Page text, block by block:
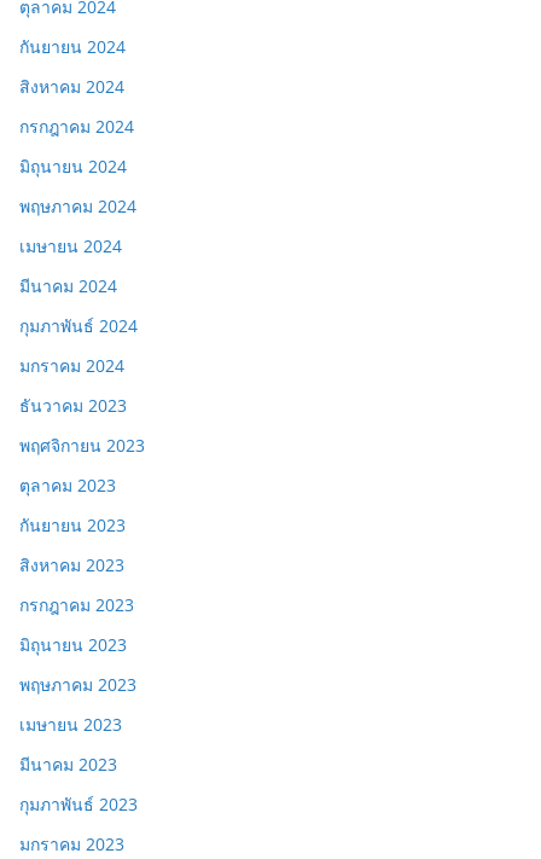
ตุลาคม 2024
กันยายน 2024
สิงหาคม 2024
กรกฎาคม 2024
มิถุนายน 2024
พฤษภาคม 2024
เมษายน 2024
มีนาคม 2024
กุมภาพันธ์ 2024
มกราคม 2024
ธันวาคม 2023
พฤศจิกายน 2023
ตุลาคม 2023
กันยายน 2023
สิงหาคม 2023
กรกฎาคม 2023
มิถุนายน 2023
พฤษภาคม 2023
เมษายน 2023
มีนาคม 2023
กุมภาพันธ์ 2023
มกราคม 2023